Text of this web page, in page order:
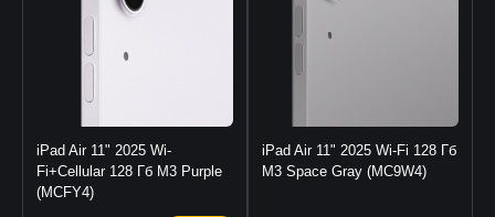
iPad Air 11" 2025 Wi-
Fi+Cellular 128 Гб M3 Purple
(MCFY4)
iPad Air 11" 2025 Wi-Fi 128 Гб
M3 Space Gray (MC9W4)